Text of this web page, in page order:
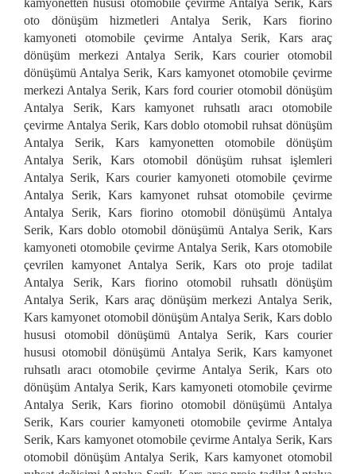
kamyonetten hususi otomobile çevirme Antalya Serik, Kars
oto dönüşüm hizmetleri Antalya Serik, Kars fiorino
kamyoneti otomobile çevirme Antalya Serik, Kars araç
dönüşüm merkezi Antalya Serik, Kars courier otomobil
dönüşümü Antalya Serik, Kars kamyonet otomobile çevirme
merkezi Antalya Serik, Kars ford courier otomobil dönüşüm
Antalya Serik, Kars kamyonet ruhsatlı aracı otomobile
çevirme Antalya Serik, Kars doblo otomobil ruhsat dönüşüm
Antalya Serik, Kars kamyonetten otomobile dönüşüm
Antalya Serik, Kars otomobil dönüşüm ruhsat işlemleri
Antalya Serik, Kars courier kamyoneti otomobile çevirme
Antalya Serik, Kars kamyonet ruhsat otomobile çevirme
Antalya Serik, Kars fiorino otomobil dönüşümü Antalya
Serik, Kars doblo otomobil dönüşümü Antalya Serik, Kars
kamyoneti otomobile çevirme Antalya Serik, Kars otomobile
çevrilen kamyonet Antalya Serik, Kars oto proje tadilat
Antalya Serik, Kars fiorino otomobil ruhsatlı dönüşüm
Antalya Serik, Kars araç dönüşüm merkezi Antalya Serik,
Kars kamyonet otomobil dönüşüm Antalya Serik, Kars doblo
hususi otomobil dönüşümü Antalya Serik, Kars courier
hususi otomobil dönüşümü Antalya Serik, Kars kamyonet
ruhsatlı aracı otomobile çevirme Antalya Serik, Kars oto
dönüşüm Antalya Serik, Kars kamyoneti otomobile çevirme
Antalya Serik, Kars fiorino otomobil dönüşümü Antalya
Serik, Kars courier kamyoneti otomobile çevirme Antalya
Serik, Kars kamyonet otomobile çevirme Antalya Serik, Kars
otomobil dönüşüm Antalya Serik, Kars kamyonet otomobil